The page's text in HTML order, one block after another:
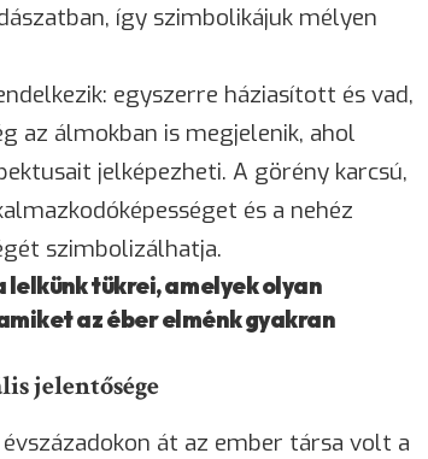
így szimbolikájuk mélyen
egyszerre háziasított és vad,
az álmokban is megjelenik, ahol
jelképezheti. A görény karcsú,
és a nehéz
szimbolizálhatja.
tükrei, amelyek olyan
az éber elménk gyakran
jelentősége
át az ember társa volt a